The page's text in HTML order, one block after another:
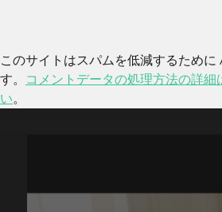
このサイトはスパムを低減するため
す。
コメントデータの処理方法の詳細
い。